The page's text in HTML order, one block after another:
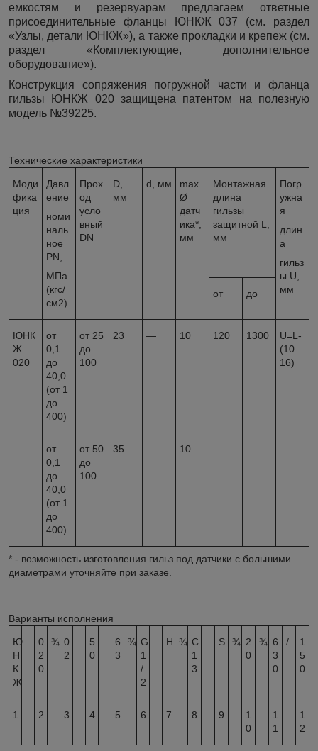
емкостям и резервуарам предлагаем ответные
присоединительные фланцы ЮНКЖ 037 (см. раздел
«Узлы, детали ЮНКЖ»), а также прокладки и крепеж (см.
раздел «Комплектующие, дополнительное
оборудование»).
Конструкция сопряжения погружной части и фланца
гильзы ЮНКЖ 020 защищена патентом на полезную
модель №39225.
Технические характеристики
Моди
фика
ция
Давл
ение
номи
наль
ное
РN,
МПа
(кгс/
см2)
Прох
од
усло
вный
DN
D
мм
d , мм
max
Ø
датч
ика*,
мм
Монтажная
длина
гильзы
защитной L
мм
Погр
ужна
я
длин
а
гильз
ы U
мм
от до
ЮНК
Ж
020
от
0,1
до
40,0
(от 1
до
400)
от 25
до
100
23 — 10 120 1300
U=L-
(10…
16)
от
0,1
до
40,0
(от 1
до
400)
от 50
до
100
35 — 10
* - возможность изготовления гильз под датчики с большими
диаметрами уточняйте при заказе.
Варианты исполнения
Ю
Н
К
Ж
0
2
0
¾ 0
2
5
0
6
3
¾ G
1
/
2
Н ¾ С
1
3
S ¾ 2
0
¾ 6
3
0
/
1
5
0
1 2 3 4 5 6 7 8 9
1
0
1
1
1
2